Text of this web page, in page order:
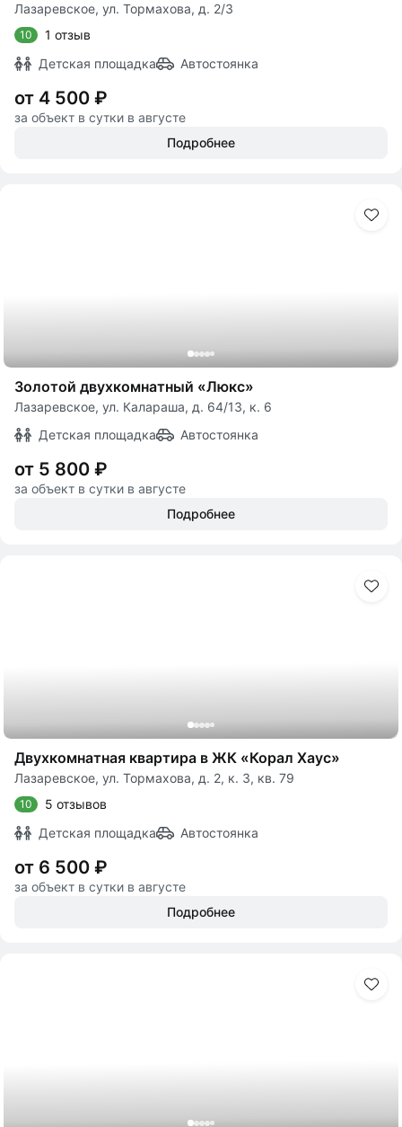
Лазаревское, ул. Тормахова, д. 2/3
10
1 отзыв
Детская площадка
Автостоянка
от 4 500 ₽
за объект в сутки в августе
Подробнее
Золотой двухкомнатный «Люкс»
Лазаревское, ул. Калараша, д. 64/13, к. 6
Детская площадка
Автостоянка
от 5 800 ₽
за объект в сутки в августе
Подробнее
Двухкомнатная квартира в ЖК «Корал Хаус»
Лазаревское, ул. Тормахова, д. 2, к. 3, кв. 79
10
5 отзывов
Детская площадка
Автостоянка
от 6 500 ₽
за объект в сутки в августе
Подробнее